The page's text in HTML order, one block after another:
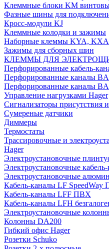
Клеммные блоки KM
Фазные шины для
Кросс-модули KJ
Клеммные колодки и зажимы
Наборные клеммы KYA, KXA
Зажимы для сборных шин
КЛЕММЫ ДЛЯ
Перфорированные кабель-
Перфорированные каналы
Перфорированные каналы
Управление нагрузками Hager
Сигнализаторы присутствия
Сумереные датчики
Диммеры
Термостаты
Трассировочные и
Hager
Электроустановочные
Электроустановочные
Электроустановочные
Кабель-каналы LF SpeedWay
Кабель-каналы LFF ПВХ
Кабель-каналы LFH
Электроустановочные
Колонны DA200
Гибкий офис Hager
Розетки Schuko